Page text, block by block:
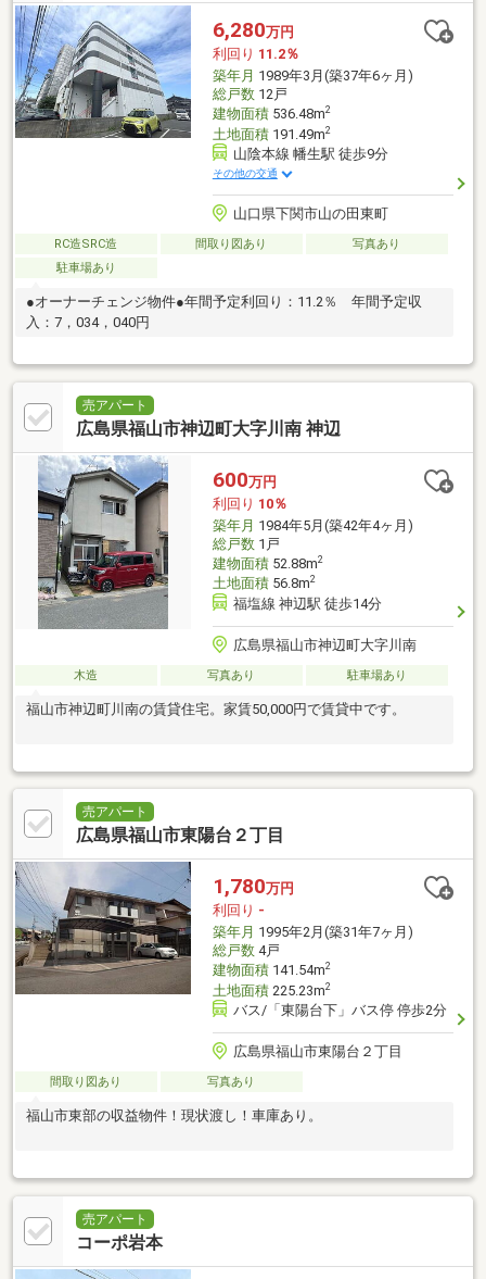
6,280万円
利回り 11.2％
築年月 1989年3月(築37年6ヶ月)
総戸数12戸
建物面積536.48m2
土地面積191.49m2
山陰本線 幡生駅 徒歩9分
その他の交通
山口県下関市山の田東町
RC造SRC造 間取り図あり
写真あり
駐車場あり
●オーナーチェンジ物件●年間予定利回り：11.2％ 年間予定収
入：7，034，040円
売アパート
広島県福山市神辺町大字川南 神辺
600万円
利回り 10％
築年月 1984年5月(築42年4ヶ月)
総戸数1戸
建物面積52.88m2
土地面積56.8m2
福塩線 神辺駅 徒歩14分
広島県福山市神辺町大字川南
木造 写真あり 駐車場あり
福山市神辺町川南の賃貸住宅。家賃50,000円で賃貸中です。
売アパート
広島県福山市東陽台２丁目
1,780万円
利回り -
築年月 1995年2月(築31年7ヶ月)
総戸数4戸
建物面積141.54m2
土地面積225.23m2
バス/「東陽台下」バス停 停歩2分
広島県福山市東陽台２丁目
間取り図あり 写真あり
福山市東部の収益物件！現状渡し！車庫あり。
売アパート
コーポ岩本